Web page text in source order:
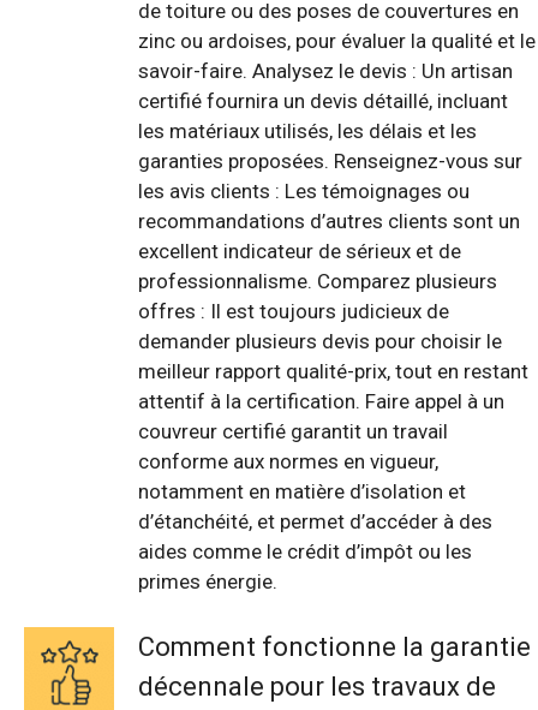
de toiture ou des poses de couvertures en
zinc ou ardoises, pour évaluer la qualité et le
savoir-faire. Analysez le devis : Un artisan
certifié fournira un devis détaillé, incluant
les matériaux utilisés, les délais et les
garanties proposées. Renseignez-vous sur
les avis clients : Les témoignages ou
recommandations d’autres clients sont un
excellent indicateur de sérieux et de
professionnalisme. Comparez plusieurs
offres : Il est toujours judicieux de
demander plusieurs devis pour choisir le
meilleur rapport qualité-prix, tout en restant
attentif à la certification. Faire appel à un
couvreur certifié garantit un travail
conforme aux normes en vigueur,
notamment en matière d’isolation et
d’étanchéité, et permet d’accéder à des
aides comme le crédit d’impôt ou les
primes énergie.
Comment fonctionne la garantie
décennale pour les travaux de